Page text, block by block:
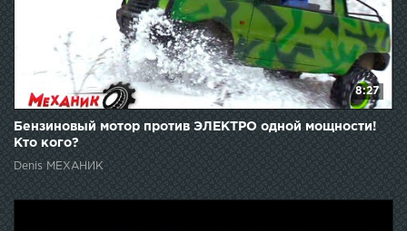
8:27
Бензиновый мотор против ЭЛЕКТРО одной мощности!
Кто кого?
Denis МЕХАНИК